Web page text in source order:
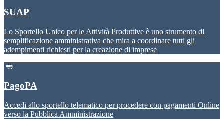
SUAP
Lo Sportello Unico per le Attività Produttive è uno strumento di
semplificazione amministrativa che mira a coordinare tutti gli
adempimenti richiesti per la creazione di imprese
PagoPA
Accedi allo sportello telematico per procedere con pagamenti Online
verso la Pubblica Amministrazione